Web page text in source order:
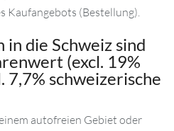
Kaufangebots (Bestellung).
in die Schweiz sind
(excl. 19%
7,7% schweizerische
autofreien Gebiet oder